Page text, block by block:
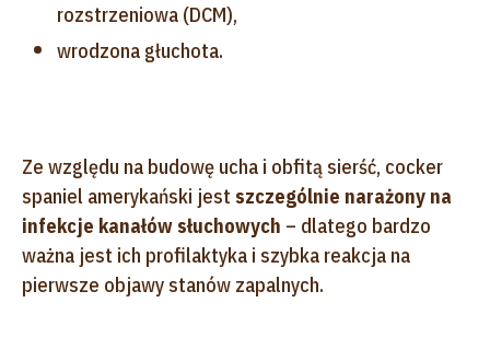
rozstrzeniowa (DCM),
wrodzona głuchota.
Ze względu na budowę ucha i obfitą sierść, cocker
spaniel amerykański jest szczególnie narażony na
infekcje kanałów słuchowych – dlatego bardzo
ważna jest ich profilaktyka i szybka reakcja na
pierwsze objawy stanów zapalnych.